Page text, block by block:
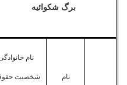
برگ شکوائیه
نام
نام
شخصیت